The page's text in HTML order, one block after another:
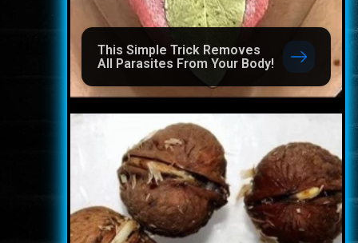
This Simple Trick Removes
All Parasites From Your Body!